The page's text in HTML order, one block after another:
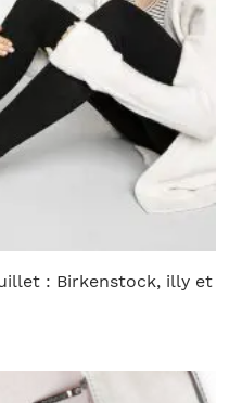
: Birkenstock, illy et